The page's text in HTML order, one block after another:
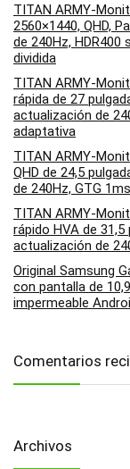
TITAN ARMY-
2560×1440, QHD,
de 240Hz, HDR400
dividida
TITAN ARMY-
rápida de 27
actualización de
adaptativa
TITAN ARMY-
QHD de 24,5
de 240Hz, GTG
TITAN ARMY-
rápido HVA de
actualización de
Original Samsung
con pantalla de
impermeable
Comentarios
Archivos